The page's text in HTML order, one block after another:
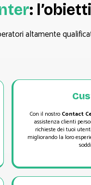
:
altamente
Con il nostro Contact
assistenza clienti
richieste dei tuoi
migliorando la loro